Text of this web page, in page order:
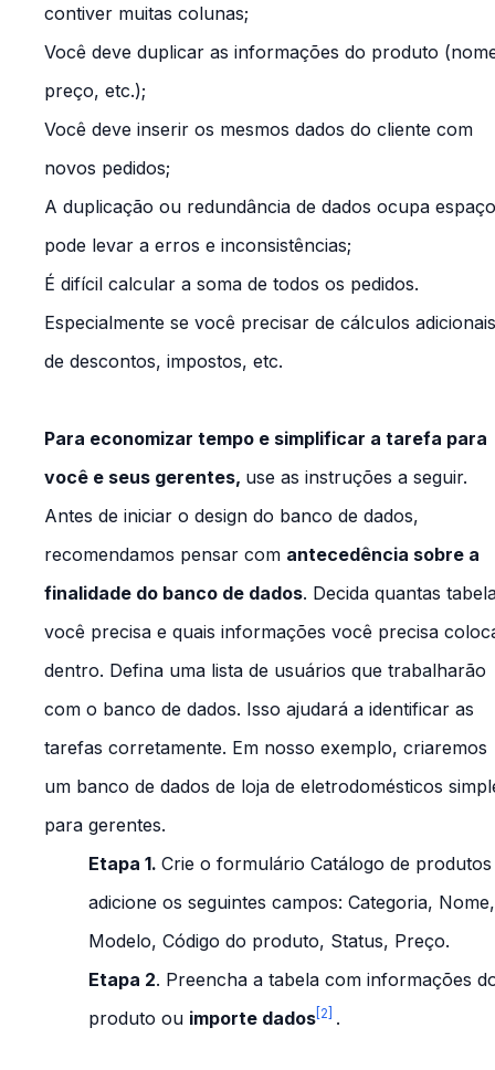
contiver muitas colunas;
Você deve duplicar as informações do produto
preço, etc.);
Você deve inserir os mesmos dados do cliente com
novos pedidos;
A duplicação ou redundância de dados ocupa
pode levar a erros e inconsistências;
É difícil calcular a soma de todos os pedidos.
Especialmente se você precisar de cálculos adicionais
de descontos, impostos, etc.
Para economizar tempo e simplificar a tarefa para
você e seus gerentes, use as instruções a seguir.
Antes de iniciar o design do banco de dados,
recomendamos pensar com antecedência sobre a
finalidade do banco de dados. Decida quantas
você precisa e quais informações você precisa
dentro. Defina uma lista de usuários que trabalharão
com o banco de dados. Isso ajudará a identificar as
tarefas corretamente. Em nosso exemplo, criaremos
um banco de dados de loja de eletrodomésticos
para gerentes.
Etapa 1. Crie o formulário Catálogo de produtos
adicione os seguintes campos: Categoria, Nome,
Modelo, Código do produto, Status, Preço.
Etapa 2. Preencha a tabela com informações
produto ou importe dados [2] .